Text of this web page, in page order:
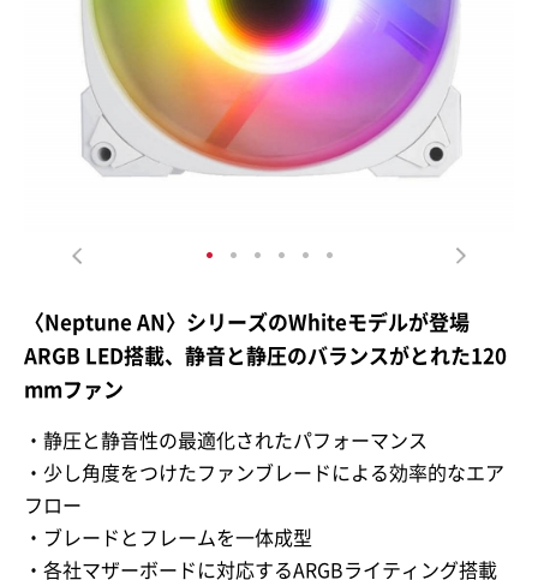
〈Neptune AN〉シリーズのWhiteモデルが登場
ARGB LED搭載、静音と静圧のバランスがとれた120
mmファン
・静圧と静音性の最適化されたパフォーマンス
・少し角度をつけたファンブレードによる効率的なエア
フロー
・ブレードとフレームを一体成型
・各社マザーボードに対応するARGBライティング搭載